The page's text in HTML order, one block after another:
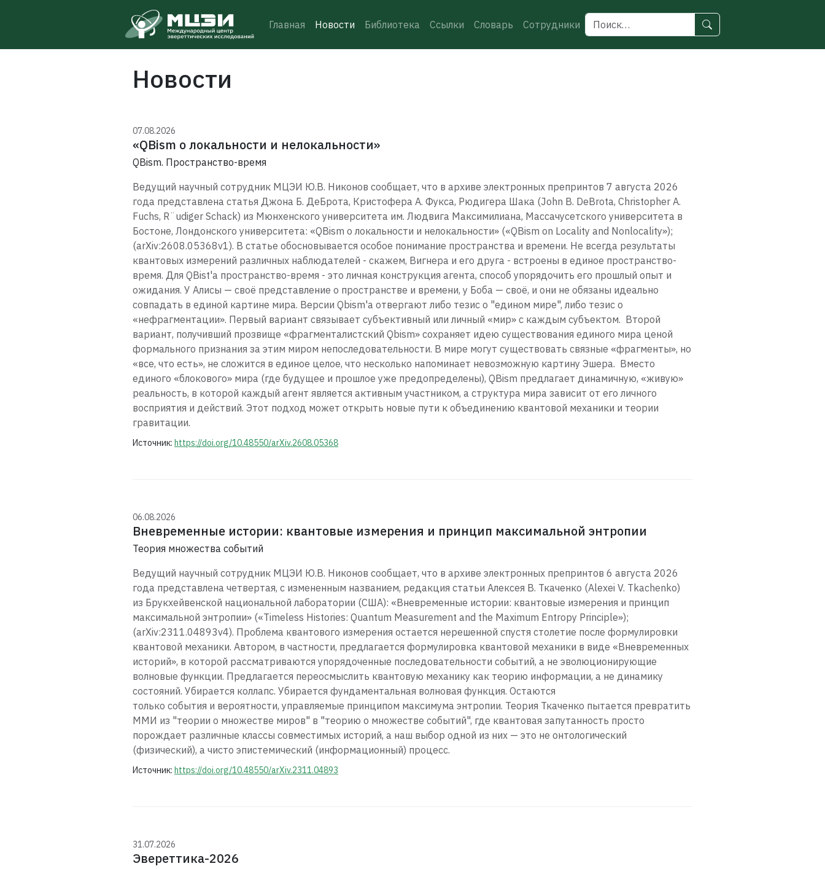
Главная Новости Библиотека Ссылки Словарь Сотрудники
Новости
07.08.2026
«QBism о локальности и нелокальности»
QBism. Пространство-время
Ведущий научный сотрудник МЦЭИ Ю.В. Никонов сообщает, что в архиве электронных препринтов 7 августа 2026
года представлена статья Джона Б. ДеБрота, Кристофера А. Фукса, Рюдигера Шака (John B. DeBrota, Christopher A.
Fuchs, R¨udiger Schack) из Мюнхенского университета им. Людвига Максимилиана, Массачусетского университета в
Бостоне, Лондонского университета: «QBism о локальности и нелокальности» («QBism on Locality and Nonlocality»);
(arXiv:2608.05368v1). В статье обосновывается особое понимание пространства и времени. Не всегда результаты
квантовых измерений различных наблюдателей - скажем, Вигнера и его друга - встроены в единое пространство-
время. Для QBist'а пространство-время - это личная конструкция агента, способ упорядочить его прошлый опыт и
ожидания. У Алисы — своё представление о пространстве и времени, у Боба — своё, и они не обязаны идеально
совпадать в единой картине мира. Версии Qbism'а отвергают либо тезис о "едином мире", либо тезис о
«нефрагментации». Первый вариант связывает субъективный или личный «мир» с каждым субъектом. Второй
вариант, получивший прозвище «фрагменталистский Qbism» сохраняет идею существования единого мира ценой
формального признания за этим миром непоследовательности. В мире могут существовать связные «фрагменты», но
«все, что есть», не сложится в единое целое, что несколько напоминает невозможную картину Эшера. Вместо
единого «блокового» мира (где будущее и прошлое уже предопределены), QBism предлагает динамичную, «живую»
реальность, в которой каждый агент является активным участником, а структура мира зависит от его личного
восприятия и действий. Этот подход может открыть новые пути к объединению квантовой механики и теории
гравитации.
Источник: https://doi.org/10.48550/arXiv.2608.05368
06.08.2026
Вневременные истории: квантовые измерения и принцип максимальной энтропии
Теория множества событий
Ведущий научный сотрудник МЦЭИ Ю.В. Никонов сообщает, что в архиве электронных препринтов 6 августа 2026
года представлена четвертая, с измененным названием, редакция статьи Алексея В. Ткаченко (Alexei V. Tkachenko)
из Брукхейвенской национальной лаборатории (США): «Вневременные истории: квантовые измерения и принцип
максимальной энтропии» («Timeless Histories: Quantum Measurement and the Maximum Entropy Principle»);
(arXiv:2311.04893v4). Проблема квантового измерения остается нерешенной спустя столетие после формулировки
квантовой механики. Автором, в частности, предлагается формулировка квантовой механики в виде «Вневременных
историй», в которой рассматриваются упорядоченные последовательности событий, а не эволюционирующие
волновые функции. Предлагается переосмыслить квантовую механику как теорию информации, а не динамику
состояний. Убирается коллапс. Убирается фундаментальная волновая функция. Остаются
только события и вероятности, управляемые принципом максимума энтропии. Теория Ткаченко пытается превратить
ММИ из "теории о множестве миров" в "теорию о множестве событий", где квантовая запутанность просто
порождает различные классы совместимых историй, а наш выбор одной из них — это не онтологический
(физический), а чисто эпистемический (информационный) процесс.
Источник: https://doi.org/10.48550/arXiv.2311.04893
31.07.2026
Эвереттика-2026